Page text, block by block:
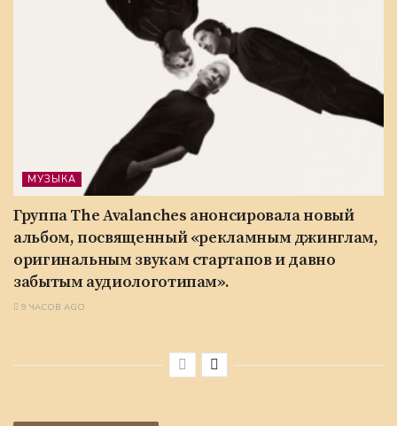
МУЗЫКА
Группа The Avalanches анонсировала новый
альбом, посвященный «рекламным джинглам,
оригинальным звукам стартапов и давно
забытым аудиологотипам».
9 ЧАСОВ AGO